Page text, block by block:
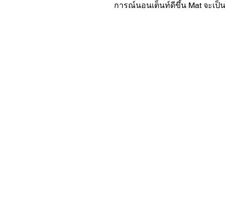
การณ์นอนเต็นท์ดีขึ้น Mat จะเ